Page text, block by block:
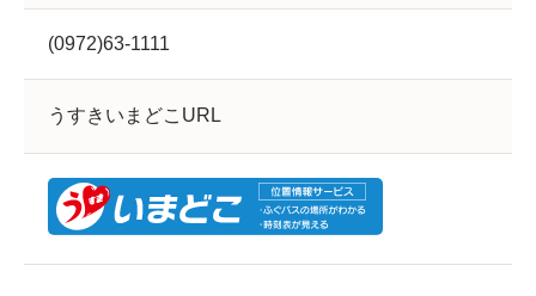
(0972)63-1111
うすきいまどこURL